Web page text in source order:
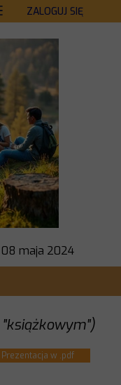
ZALOGUJ SIĘ
08 maja 2024
Prezentacja w .pdf